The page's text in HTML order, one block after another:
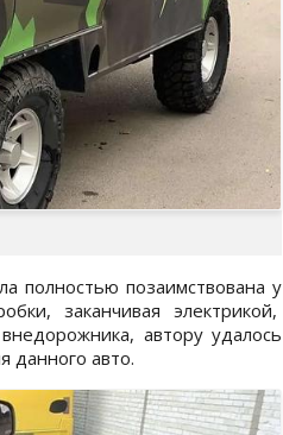
полностью позаимствована у
заканчивая электрикой,
автору удалось
данного авто.